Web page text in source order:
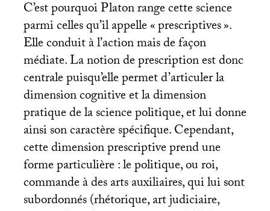
C’est pourquoi Platon range cette science
parmi celles qu’il appelle «prescriptives».
Elle conduit à l’action mais de façon
médiate. La notion de prescription est donc
centrale puisqu’elle permet d’articuler la
dimension cognitive et la dimension
pratique de la science politique, et lui donne
ainsi son caractère spécifique. Cependant,
cette dimension prescriptive prend une
forme particulière : le politique, ou roi,
commande à des arts auxiliaires, qui lui sont
subordonnés (rhétorique, art judiciaire,